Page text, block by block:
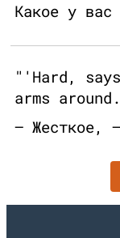
Какое у вас
"'Hard,
arms around.
— Жесткое,